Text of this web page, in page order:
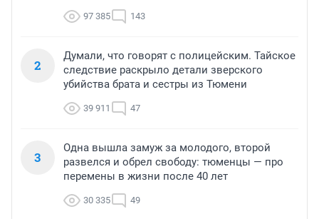
97 385 143
2
Думали, что говорят с полицейским. Тайское
следствие раскрыло детали зверского
убийства брата и сестры из Тюмени
39 911 47
3
Одна вышла замуж за молодого, второй
развелся и обрел свободу: тюменцы — про
перемены в жизни после 40 лет
30 335 49